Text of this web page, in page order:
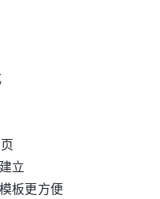
立
板更方便